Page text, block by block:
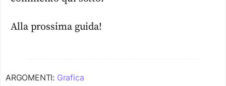
Alla prossima guida!
ARGOMENTI: Grafica